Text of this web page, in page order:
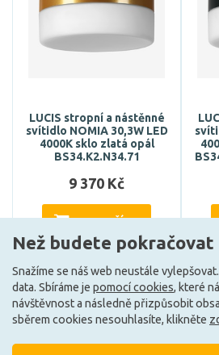
LUCIS stropní a nástěnné
svítidlo NOMIA 30,3W LED
4000K sklo zlatá opál
BS34.K2.N34.71
9 370 Kč
DO KOŠÍKU
Může být u Vás 7. 9.
Načíst další
Než budete pokračovat
Snažíme se náš web neustále
data. Sbíráme je pomocí cookies, které
návštěvnost a následně přizpůsobit
sběrem cookies nesouhlasíte, klikněte